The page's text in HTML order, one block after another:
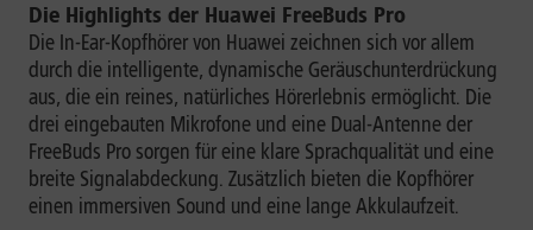
Die Highlights der Huawei FreeBuds Pro
Die In-Ear-Kopfhörer von Huawei zeichnen sich vor allem
durch die intelligente, dynamische Geräuschunterdrückung
aus, die ein reines, natürliches Hörerlebnis ermöglicht. Die
drei eingebauten Mikrofone und eine Dual-Antenne der
FreeBuds Pro sorgen für eine klare Sprachqualität und eine
breite Signalabdeckung. Zusätzlich bieten die Kopfhörer
einen immersiven Sound und eine lange Akkulaufzeit.